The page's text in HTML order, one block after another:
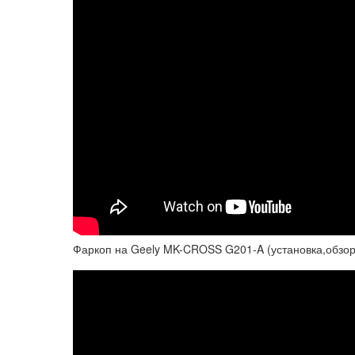
Фаркоп на Geely MK-CROSS G201-A